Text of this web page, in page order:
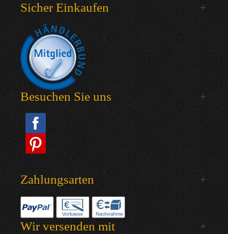
Sicher Einkaufen
Besuchen Sie uns
Zahlungsarten
Wir versenden mit